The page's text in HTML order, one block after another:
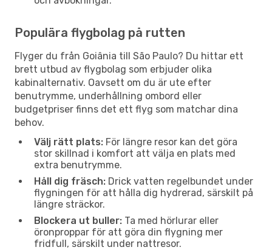
Populära flygbolag på rutten
Flyger du från Goiânia till São Paulo? Du hittar ett
brett utbud av flygbolag som erbjuder olika
kabinalternativ. Oavsett om du är ute efter
benutrymme, underhållning ombord eller
budgetpriser finns det ett flyg som matchar dina
behov.
Välj rätt plats: För längre resor kan det göra
stor skillnad i komfort att välja en plats med
extra benutrymme.
Håll dig fräsch: Drick vatten regelbundet under
flygningen för att hålla dig hydrerad, särskilt på
längre sträckor.
Blockera ut buller: Ta med hörlurar eller
öronproppar för att göra din flygning mer
fridfull, särskilt under nattresor.